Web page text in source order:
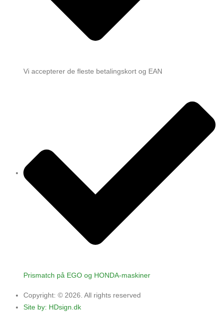
Vi accepterer de fleste betalingskort og EAN
Prismatch på EGO og HONDA-maskiner
Copyright: © 2026. All rights reserved
Site by: HDsign.dk